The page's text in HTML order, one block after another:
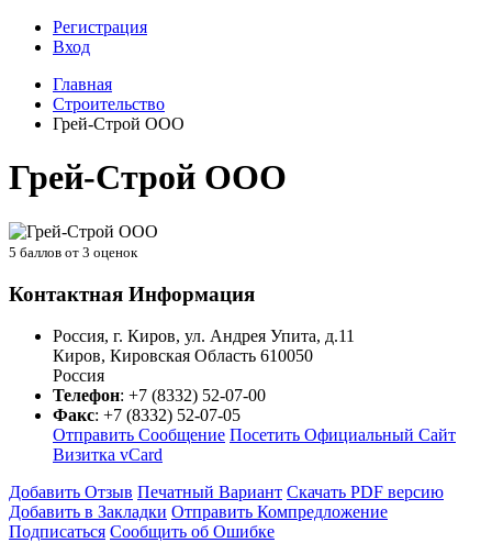
Регистрация
Вход
Главная
Строительство
Грей-Строй ООО
Грей-Строй ООО
5 баллов от 3 оценок
Контактная Информация
Россия, г. Киров, ул. Андрея Упита, д.11
Киров, Кировская Область 610050
Россия
Телефон: +7 (8332) 52-07-00
Факс: +7 (8332) 52-07-05
Отправить Сообщение Посетить Официальный Сайт
Визитка vCard
Добавить Отзыв Печатный Вариант Скачать PDF версию
Добавить в Закладки Отправить Компредложение
Подписаться Сообщить об Ошибке